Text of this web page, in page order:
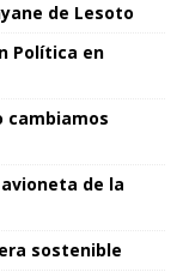
de Lesoto
Política en
cambiamos
de la
sostenible